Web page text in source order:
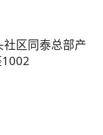
区同泰总部产